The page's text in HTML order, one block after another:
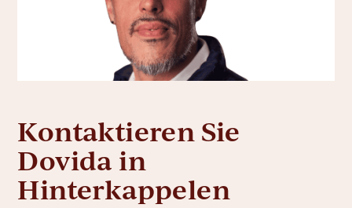
Kontaktieren Sie
Dovida in
Hinterkappelen